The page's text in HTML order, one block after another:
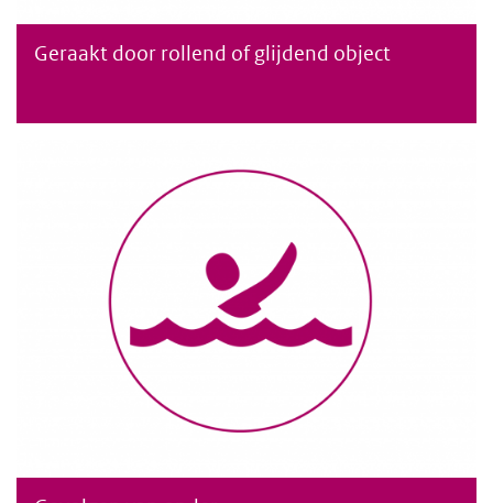
Geraakt door een rollend of glijdend object
Geraakt door rollend of glijdend object